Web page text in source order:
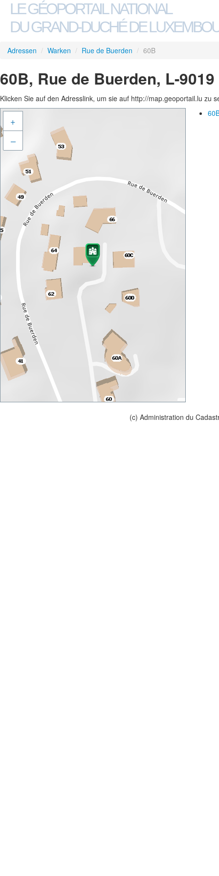
LE GÉOPORTAIL NATIONAL
DU GRAND-DUCHÉ DE
Adressen / Warken / Rue de Buerden / 60B
60B, Rue de Buerden, L-
Klicken Sie auf den Adresslink, um sie auf http://map.geoportail.lu zu
+
–
(c) Administration du